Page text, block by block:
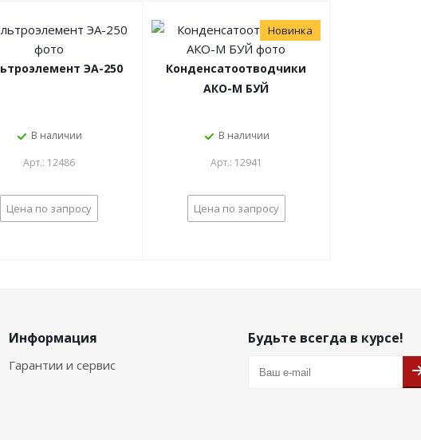
ЭА-250
В наличии
Арт.: 12486
Цена по запросу
Новинка
Конденсатоотводчики
АКО-М БУЙ
В наличии
Арт.: 12941
Цена по запросу
Информация
Гарантии и сервис
Будьте всегда в курсе!